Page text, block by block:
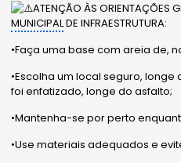
ATENÇÃO ÀS ORIENTAÇÕES
MUNICIPALDE INFRAESTRUTURA:
•Faça uma base com areia de,
•Escolha um local seguro,
foi enfatizado, longe do asfalto;
•Mantenha-se por perto
•Use materiais adequados e